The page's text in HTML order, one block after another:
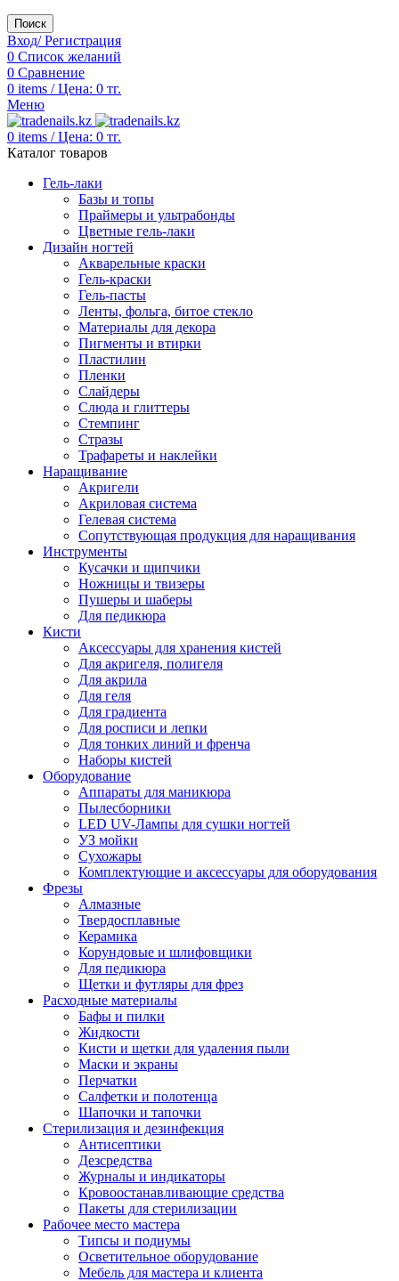
Поиск
Вход/ Регистрация
0 Список желаний
0 Сравнение
0 items / Цена: 0 тг.
Меню
0 items / Цена: 0 тг.
Каталог товаров
Гель-лаки
Базы и топы
Праймеры и ультрабонды
Цветные гель-лаки
Дизайн ногтей
Акварельные краски
Гель-краски
Гель-пасты
Ленты, фольга, битое стекло
Материалы для декора
Пигменты и втирки
Пластилин
Пленки
Слайдеры
Слюда и глиттеры
Стемпинг
Стразы
Трафареты и наклейки
Наращивание
Акригели
Акриловая система
Гелевая система
Сопутствующая продукция для наращивания
Инструменты
Кусачки и щипчики
Ножницы и твизеры
Пушеры и шаберы
Для педикюра
Кисти
Аксессуары для хранения кистей
Для акригеля, полигеля
Для акрила
Для геля
Для градиента
Для росписи и лепки
Для тонких линий и френча
Наборы кистей
Оборудование
Аппараты для маникюра
Пылесборники
LED UV-Лампы для сушки ногтей
УЗ мойки
Сухожары
Комплектующие и аксессуары для оборудования
Фрезы
Алмазные
Твердосплавные
Керамика
Корундовые и шлифовщики
Для педикюра
Щетки и футляры для фрез
Расходные материалы
Бафы и пилки
Жидкости
Кисти и щетки для удаления пыли
Маски и экраны
Перчатки
Салфетки и полотенца
Шапочки и тапочки
Стерилизация и дезинфекция
Антисептики
Дезсредства
Журналы и индикаторы
Кровоостанавливающие средства
Пакеты для стерилизации
Рабочее место мастера
Типсы и подиумы
Осветительное оборудование
Мебель для мастера и клиента